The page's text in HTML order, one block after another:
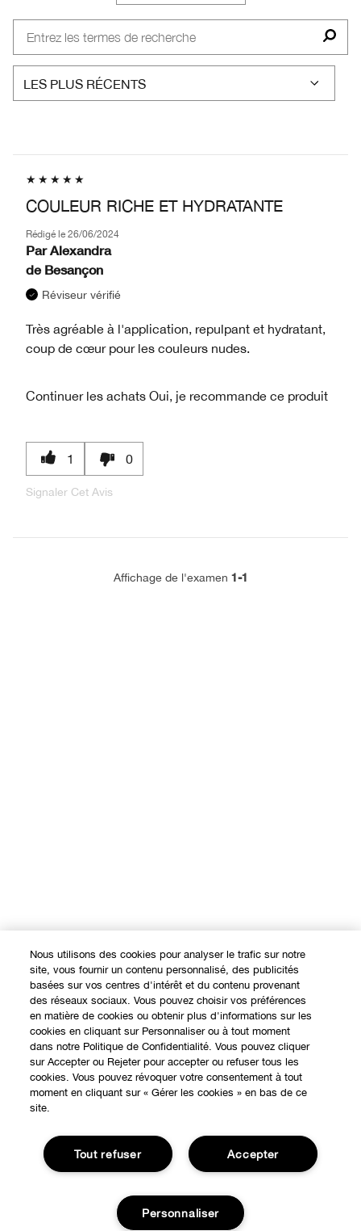
COULEUR RICHE ET HYDRATANTE
Rédigé le 26/06/2024
Par Alexandra
de Besançon
Réviseur vérifié
Très agréable à l'application, repulpant et hydratant,
coup de cœur pour les couleurs nudes.
Continuer les achats Oui, je recommande ce produit
1 0
Signaler Cet Avis
Affichage de l'examen 1-1
EXPÉRIENCE EN LIGNE
Offres Spéciales
Programme de Fidélité
Points de Vente
Consultation en ligne
Notre Philosophie
BESOIN D'AIDE?
Suivre ma commande
Nous utilisons des cookies pour analyser le trafic sur notre
site, vous fournir un contenu personnalisé, des publicités
basées sur vos centres d'intérêt et du contenu provenant
des réseaux sociaux. Vous pouvez choisir vos préférences
en matière de cookies ou obtenir plus d'informations sur les
cookies en cliquant sur Personnaliser ou à tout moment
dans notre Politique de Confidentialité. Vous pouvez cliquer
sur Accepter ou Rejeter pour accepter ou refuser tous les
cookies. Vous pouvez révoquer votre consentement à tout
moment en cliquant sur « Gérer les cookies » en bas de ce
site.
Accepter
Tout refuser
Personnaliser